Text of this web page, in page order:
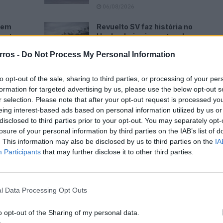
- Do Not Process My Personal Information
opt-out of the sale, sharing to third parties, or processing of your
for targeted advertising by us, please use the below opt-out
selection. Please note that after your opt-out request is processed
interest-based ads based on personal information utilized by us
to third parties prior to your opt-out. You may separately
of your personal information by third parties on the IAB’s list of
This information may also be disclosed by us to third parties on the
Participants that may further disclose it to other third parties.
Data Processing Opt Outs
opt-out of the Sharing of my personal data.
Revuelto SV faz história no
Hockenheimring antes da
06/08/2026
um conjunto de tecnologias inovadoras de
vai dar continuidade à tradição de sucesso na classe